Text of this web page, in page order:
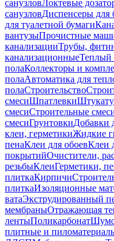
санузловЛоктевые
санузловДиспенсеры для
для туалетной бумаги
вантузыПрочистные
канализацииТрубы,
канализационныеТеплый
полаКоллекторы и
полаАвтоматика для
полаСтроительство
смесиШпатлевки
смесиСтроительные
смесиГрунтовкиДобавки
клеи, герметикиЖидкие
пенаКлеи для обоевКлеи
покрытийОчистители,
резьбыКлеиГерметики,
плиткаКирпичи
плиткаИзоляционные
ватаЭкструдированный
мембраныОтражающая
лентыПоликарбонат
плитные и